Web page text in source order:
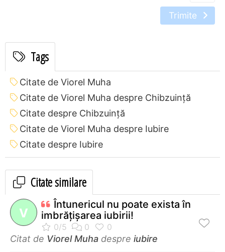
Trimite
Tags
Citate de Viorel Muha
Citate de Viorel Muha despre Chibzuință
Citate despre Chibzuință
Citate de Viorel Muha despre Iubire
Citate despre Iubire
Citate similare
V
Întunericul nu poate exista în
imbrăţişarea iubirii!
Citat de Viorel Muha despre iubire